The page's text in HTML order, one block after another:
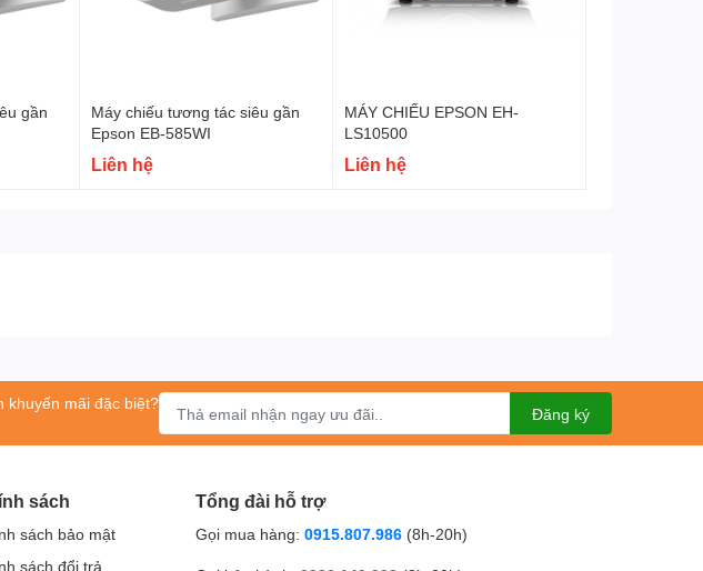
gần
Máy chiếu tương tác siêu gần
Epson EB-585WI
Liên hệ
MÁY CHIẾU EPSON EH-
LS10500
Liên hệ
khuyến mãi đặc biệt?
Đăng ký
sách
sách bảo mật
sách đổi trả
Tổng đài hỗ trợ
Gọi mua hàng: 0915.807.986 (8h-20h)